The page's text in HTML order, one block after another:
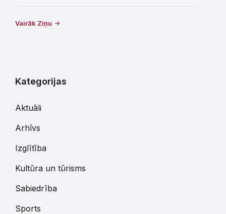
Vairāk Ziņu
Kategorijas
Aktuāli
Arhīvs
Izglītība
Kultūra un tūrisms
Sabiedrība
Sports